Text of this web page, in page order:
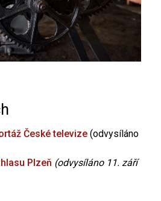
České televize (odvysíláno
Plzeň (odvysíláno 11. září